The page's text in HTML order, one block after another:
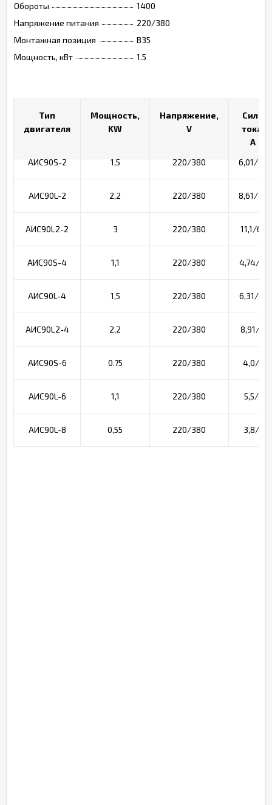
Обороты
1400
Напряжение питания
220/380
Монтажная позиция
B35
Мощность, кВт
1.5
Тип
двигателя
Мощность,
KW
Напряжение,
V
Сила
тока, A
АИС90S-2 1,5 220/380 6,01/
АИС90L-2 2,2 220/380 8,61/
АИС90L2-2 3 220/380 11,1/
АИС90S-4 1,1 220/380 4,74/
АИС90L-4 1,5 220/380 6,31/
АИС90L2-4 2,2 220/380 8,91/
АИС90S-6 0.75 220/380 4,0/2,3
АИС90L-6 1,1 220/380 5,5/3,2
АИС90L-8 0,55 220/380 3,8/2,2
Тип
двигателя
Мощность,
KW
Напряжение,
V
Сила
тока,
A